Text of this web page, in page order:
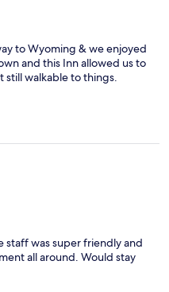
to Wyoming & we enjoyed
and this Inn allowed us to
still walkable to things.
staff was super friendly and
all around. Would stay